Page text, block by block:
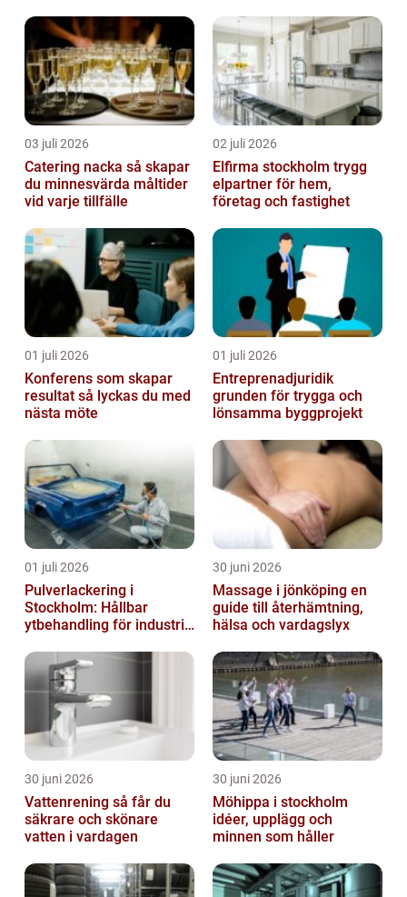
03 juli 2026
Catering nacka så skapar
du minnesvärda måltider
vid varje tillfälle
02 juli 2026
Elfirma stockholm trygg
elpartner för hem,
företag och fastighet
01 juli 2026
Konferens som skapar
resultat så lyckas du med
nästa möte
01 juli 2026
Entreprenadjuridik
grunden för trygga och
lönsamma byggprojekt
01 juli 2026
Pulverlackering i
Stockholm: Hållbar
ytbehandling för industri
30 juni 2026
Massage i jönköping en
guide till återhämtning,
hälsa och vardagslyx
30 juni 2026
Vattenrening så får du
säkrare och skönare
vatten i vardagen
30 juni 2026
Möhippa i stockholm
idéer, upplägg och
minnen som håller